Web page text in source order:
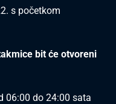
s početkom
bit će otvoreni
06:00 do 24:00 sata